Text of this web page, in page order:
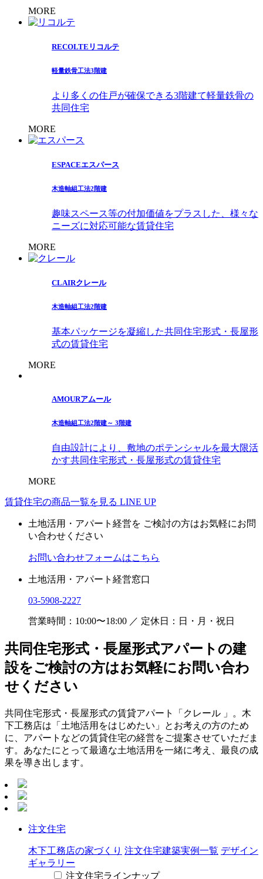
MORE
RECOLTE リコルテ
軽量鉄骨工法3階建
より多くの住戸が確保できる3階建て軽量鉄骨の
共同住宅
MORE
ESPACEエスパース
木造軸組工法2階建
趣味スペース等の付加価値をプラスした、様々な
ニーズに対応可能な賃貸住宅
MORE
CLAIRクレール
木造軸組工法2階建
基本パッケージを凝縮した共同住宅形式・長屋形
式の賃貸住宅
MORE
AMOURアムール
木造軸組工法2階建～ 3階建
自由設計により、敷地のポテンシャルを最大限活
かす共同住宅形式・長屋形式の賃貸住宅
MORE
賃貸住宅の商品一覧を見る LINE UP
土地活用・アパート経営を ご検討の方はお気軽にお問
い合わせください
お問い合わせフォームはこちら
土地活用・アパート経営窓口
03-5908-2227
営業時間：10:00〜18:00 ／ 定休日：日・月・祝日
共同住宅形式・長屋形式アパートの建
設をご検討の方はお気軽にお問い合わ
せください
共同住宅形式・長屋形式の賃貸アパート「クレール 」。木
下工務店は「土地活用をはじめたい」とお考えの方のため
に、アパートなどの賃貸住宅の経営をご提案させていただま
す。あなたにとって最適な土地活用を一緒に考え、最良の成
果を導き出します。
注文住宅
木下工務店の家づくり 注文住宅建築実例一覧 デザイン
ギャラリー
注文住宅ラインナップ